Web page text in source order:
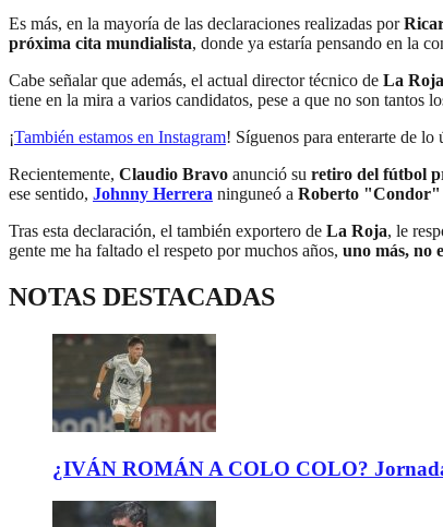
Es más, en la mayoría de las declaraciones realizadas por
próxima cita mundialista, donde ya estaría pensando en la
Cabe señalar que además, el actual director técnico de La Roja
tiene en la mira a varios candidatos, pese a que no son tantos
¡También estamos en Instagram! Síguenos para enterarte de
Recientemente, Claudio Bravo anunció su retiro del fútbol
ese sentido, Johnny Herrera ninguneó a Roberto "Condor"
Tras esta declaración, el también exportero de La Roja, le
gente me ha faltado el respeto por muchos años, uno más, no
NOTAS DESTACADAS
¿IVÁN ROMÁN A COLO COLO?